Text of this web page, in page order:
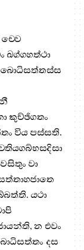
ඛග්ගහත්ථා
බොධිසත්තස්ස
කුච්ඡිගතං
විය පස්සති.
වා
යථා
න එවං
දස